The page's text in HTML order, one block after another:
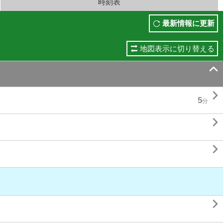
時刻表
最新情報に更新
地図表示に切り替える

5分 


